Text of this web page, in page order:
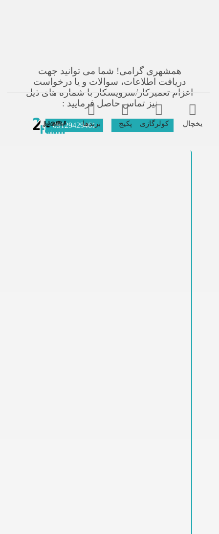
یخچال کولرگازی پکیج برندها
همشهری گرامی! شما می توانید جهت
دریافت اطلاعات، سوالات و یا درخواست
اعزام تعمیرکار/سرویسکار با شماره های ذیل
نیز تماس حاصل فرمایید :
021-66609627
09129429461